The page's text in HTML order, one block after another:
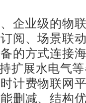
企业级的物
阅、场景联
的方式连接
扩展水电气
计费物联网
删减、结构